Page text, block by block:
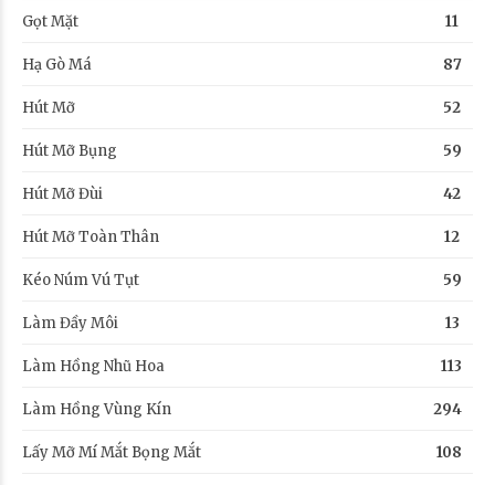
Gọt Mặt 11
Hạ Gò Má 87
Hút Mỡ 52
Hút Mỡ Bụng 59
Hút Mỡ Đùi 42
Hút Mỡ Toàn Thân 12
Kéo Núm Vú Tụt 59
Làm Đầy Môi 13
Làm Hồng Nhũ Hoa 113
Làm Hồng Vùng Kín 294
Lấy Mỡ Mí Mắt Bọng Mắt 108